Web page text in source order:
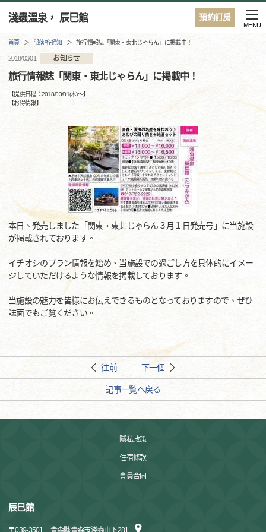
預約訂房
淺蟲溫泉， 辰巳館
MENU
首頁 部落格·通知 旅行情報誌「関東・東北じゃらん」に掲載中！
2018/03/01 お知らせ
旅行情報誌「関東・東北じゃらん」に掲載中！
【提供日程：2018/03/01(木)〜】
【お得情報】
本日、発売しました「関東・東北じゃらん３月１日発売号」に当施設
が掲載されております。
イチオシのプラン情報を始め、当施設での過ごし方を具体的にイメー
ジしていただけるような情報を掲載しております。
当施設の魅力を皆様にお伝えできるものとなっておりますので、ぜひ
誌面でもご覧ください。
往前 下一個
記事一覧へ戻る
隱私政策
住宿條款
會員合同
辰巳館
〒039-3501 青森縣青森市淺蟲山下281